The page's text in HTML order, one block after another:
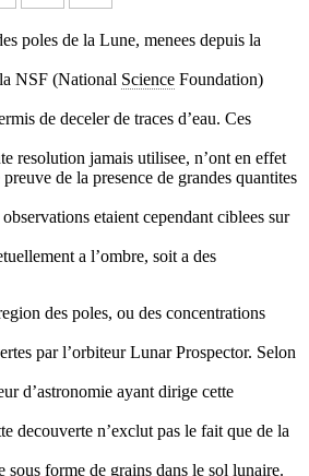
poles de la Lune, menees depuis la
NSF (National Science Foundation)
de deceler de traces d’eau. Ces
resolution jamais utilisee, n’ont en effet
de la presence de grandes quantites
etaient cependant ciblees sur
a l’ombre, soit a des
des poles, ou des concentrations
par l’orbiteur Lunar Prospector. Selon
d’astronomie ayant dirige cette
decouverte n’exclut pas le fait que de la
sous forme de grains dans le sol lunaire.